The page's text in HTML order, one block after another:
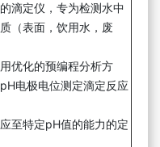
滴定仪，专为检测水中
（表面，饮用水，废
优化的预编程分析方
电极电位测定滴定反应
至特定pH值的能力的定